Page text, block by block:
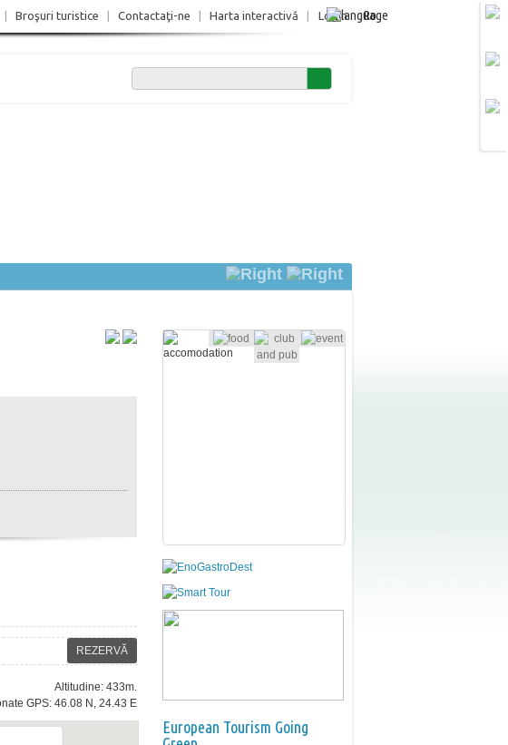
Login Ro
Broşuri turistice Contactaţi-ne Harta interactivă
REZERVĂ
Altitudine: 433m.
GPS: 46.08 N, 24.43 E
European Tourism Going